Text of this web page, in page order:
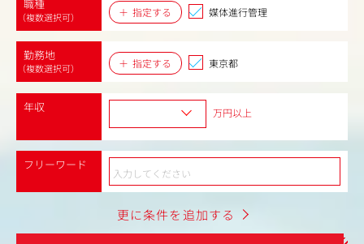
職種
（複数選択可） 指定する 媒体進行管理
勤務地
（複数選択可） 指定する 東京都
年収 万円以上
フリーワード
更に条件を追加する